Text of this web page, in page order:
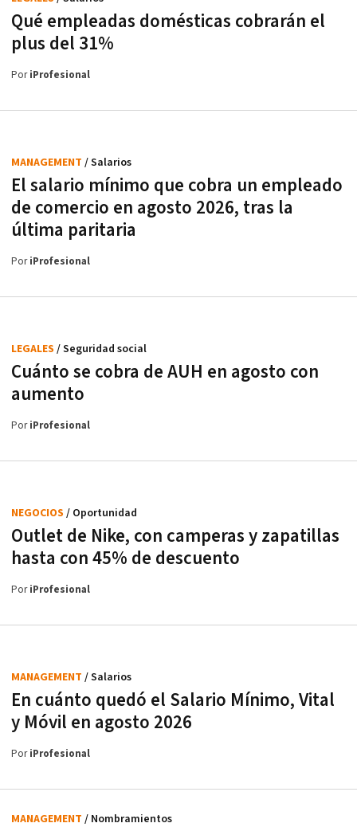
Qué empleadas domésticas cobrarán el
plus del 31%
PoriProfesional
El salario mínimo que cobra un empleado
de comercio en agosto 2026, tras la
última paritaria
MANAGEMENT / Salarios
PoriProfesional
Cuánto se cobra de AUH en agosto con
aumento
LEGALES / Seguridad social
PoriProfesional
Outlet de Nike, con camperas y zapatillas
hasta con 45% de descuento
NEGOCIOS / Oportunidad
PoriProfesional
En cuánto quedó el Salario Mínimo, Vital
y Móvil en agosto 2026
MANAGEMENT / Salarios
PoriProfesional
MANAGEMENT / Nombramientos